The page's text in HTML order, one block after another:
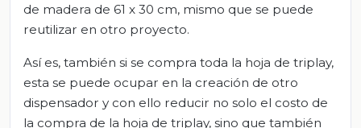
de madera de 61 x 30 cm, mismo que se puede
reutilizar en otro proyecto.
Así es, también si se compra toda la hoja de triplay,
esta se puede ocupar en la creación de otro
dispensador y con ello reducir no solo el costo de
la compra de la hoja de triplay, sino que también